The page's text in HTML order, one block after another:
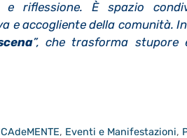
e riflessione. È spazio
e accogliente della comunità.
”, che trasforma stupore
, Eventi e Manifestazioni,